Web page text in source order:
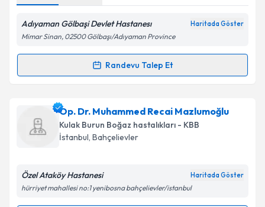
Metni'ni okudum ve kişisel verilerimin belirtilen
kapsamda işlenmesini kabul ediyorum.
Takvim Talebini Gönder
Adıyaman Gölbaşi Devlet Hastanesı Haritada Göster
Mimar Sinan, 02500 Gölbaşı/Adıyaman Province
Randevu Talep Et
Randevu Takvimi Talebi
Ass. Dr. Karahan Karaiçin randevu takvimi talebi
oluşturun. Size bu uzmandan randevu almanız için bir
takvim hazırlandığında e-posta ile bilgilendireceğiz.
Op. Dr. Muhammed Recai Mazlumoğlu
Kulak Burun Boğaz hastalıkları - KBB
İstanbul, Bahçelievler
Özel Ataköy Hastanesi Haritada Göster
hürriyet mahallesi no:1 yenibosna bahçelievler/istanbul